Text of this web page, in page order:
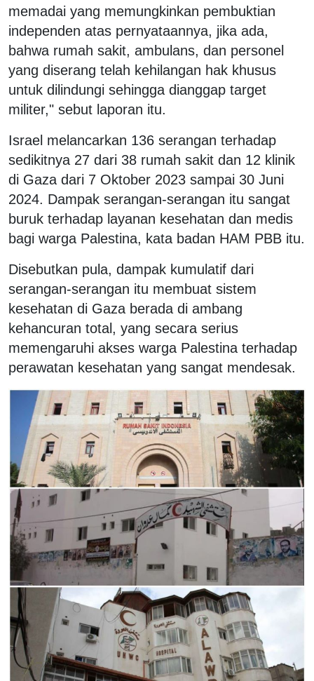
memadai yang memungkinkan pembuktian
independen atas pernyataannya, jika ada,
bahwa rumah sakit, ambulans, dan personel
yang diserang telah kehilangan hak khusus
untuk dilindungi sehingga dianggap target
militer," sebut laporan itu.
Israel melancarkan 136 serangan terhadap
sedikitnya 27 dari 38 rumah sakit dan 12 klinik
di Gaza dari 7 Oktober 2023 sampai 30 Juni
2024. Dampak serangan-serangan itu sangat
buruk terhadap layanan kesehatan dan medis
bagi warga Palestina, kata badan HAM PBB itu.
Disebutkan pula, dampak kumulatif dari
serangan-serangan itu membuat sistem
kesehatan di Gaza berada di ambang
kehancuran total, yang secara serius
memengaruhi akses warga Palestina terhadap
perawatan kesehatan yang sangat mendesak.